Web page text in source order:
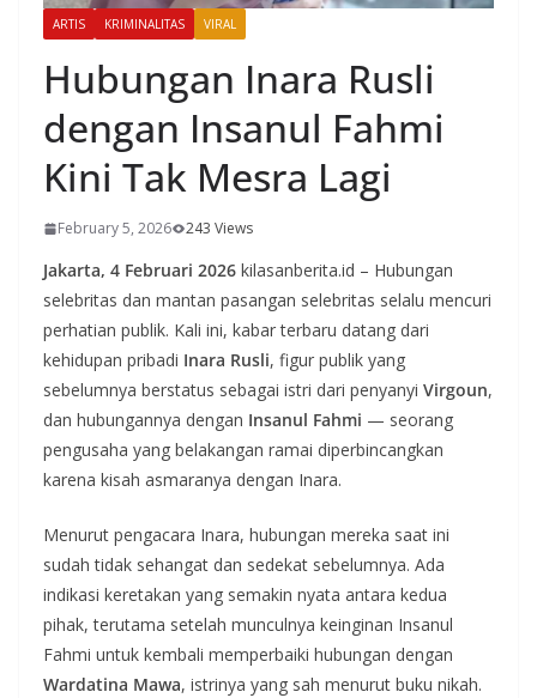
ARTIS KRIMINALITAS VIRAL
Hubungan Inara Rusli
dengan Insanul Fahmi
Kini Tak Mesra Lagi
February 5, 2026 243 Views
Jakarta, 4 Februari 2026 kilasanberita.id – Hubungan
selebritas dan mantan pasangan selebritas selalu mencuri
perhatian publik. Kali ini, kabar terbaru datang dari
kehidupan pribadi Inara Rusli, figur publik yang
sebelumnya berstatus sebagai istri dari penyanyi Virgoun,
dan hubungannya dengan Insanul Fahmi — seorang
pengusaha yang belakangan ramai diperbincangkan
karena kisah asmaranya dengan Inara.
Menurut pengacara Inara, hubungan mereka saat ini
sudah tidak sehangat dan sedekat sebelumnya. Ada
indikasi keretakan yang semakin nyata antara kedua
pihak, terutama setelah munculnya keinginan Insanul
Fahmi untuk kembali memperbaiki hubungan dengan
Wardatina Mawa, istrinya yang sah menurut buku nikah.